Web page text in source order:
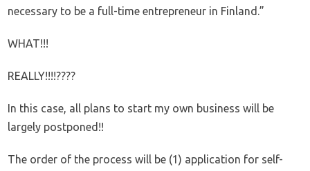
necessary to be a full-time entrepreneur in Finland.”
WHAT!!!
REALLY!!!!????
In this case, all plans to start my own business will be
largely postponed!!
The order of the process will be (1) application for self-